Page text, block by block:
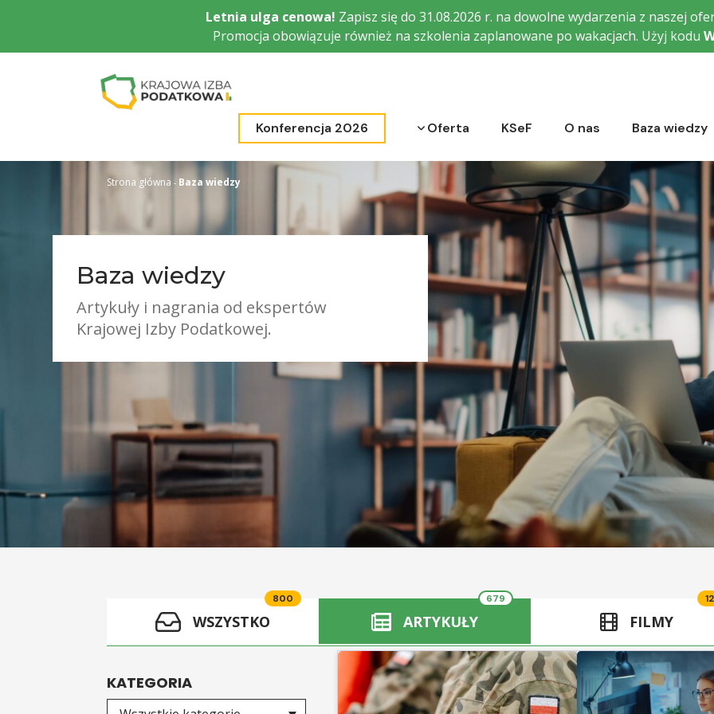
Letnia ulga cenowa! Zapisz się do 31.08.2026 r. na dowolne wydarzenia z naszej
Promocja obowiązuje również na szkolenia zaplanowane po wakacjach. Użyj kodu
Konferencja 2026 Oferta KSeF O nas Baza wiedzy
Strona główna Baza wiedzy
Baza wiedzy
Artykuły i nagrania od ekspertów
Krajowej Izby Podatkowej.
800
WSZYSTKO
679
ARTYKUŁY FILMY
KATEGORIA
Wybierz kategorię